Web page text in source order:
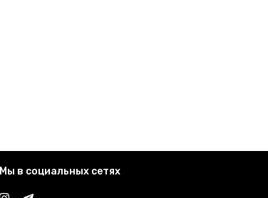
Мы в социальных сетях